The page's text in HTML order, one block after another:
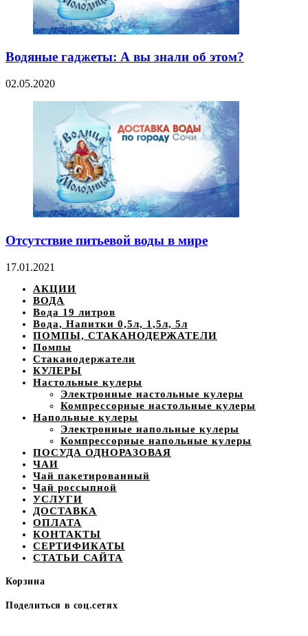
Водяные гаджеты: А вы знали об этом?
02.05.2020
Отсутствие питьевой воды в мире
17.01.2021
АКЦИИ
ВОДА
Вода 19 литров
Вода, Напитки 0,5л, 1,5л, 5л
ПОМПЫ, СТАКАНОДЕРЖАТЕЛИ
Помпы
Стаканодержатели
КУЛЕРЫ
Настольные кулеры
Электронные настольные кулеры
Компрессорные настольные кулеры
Напольные кулеры
Электронные напольные кулеры
Компрессорные напольные кулеры
ПОСУДА ОДНОРАЗОВАЯ
ЧАИ
Чай пакетированный
Чай россыпной
УСЛУГИ
ДОСТАВКА
ОПЛАТА
КОНТАКТЫ
СЕРТИФИКАТЫ
СТАТЬИ САЙТА
Корзина
Поделиться в соц.сетях